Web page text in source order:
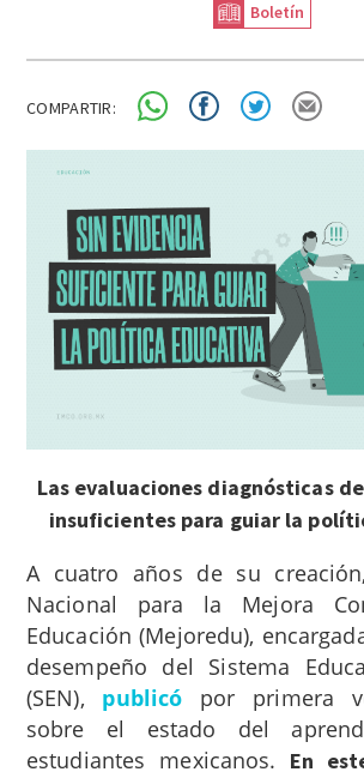
Boletín
COMPARTIR:
Las evaluaciones diagnósticas
insuficientes para guiar la
A cuatro años de su
Nacional para la Mejora
Educación (Mejoredu),
desempeño del Sistema
(SEN), publicó por primera
sobre el estado del
estudiantes mexicanos. En